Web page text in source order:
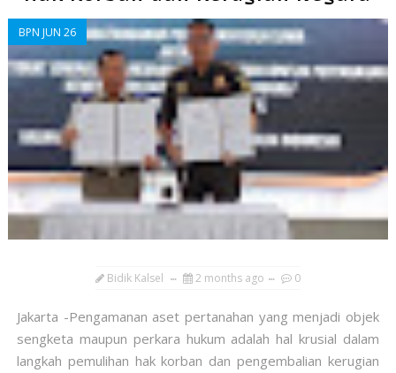
BPN JUN 26
Bidik Kalsel 2 months ago 0
Jakarta -Pengamanan aset pertanahan yang menjadi objek
sengketa maupun perkara hukum adalah hal krusial dalam
langkah pemulihan hak korban dan pengembalian kerugian